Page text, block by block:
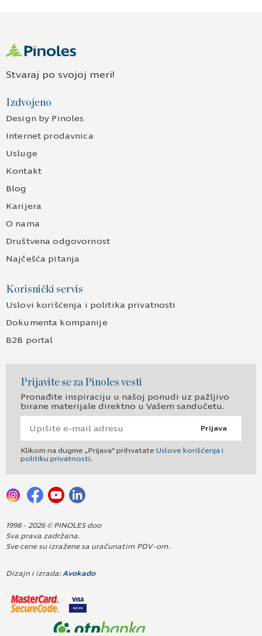
Stvaraj po svojoj meri!
Izdvojeno
Design by Pinoles
Internet prodavnica
Usluge
Kontakt
Blog
Karijera
O nama
Društvena odgovornost
Najčešća pitanja
Korisnički servis
Uslovi korišćenja i politika privatnosti
Dokumenta kompanije
B2B portal
Prijavite se za Pinoles vesti
Pronađite inspiraciju u našoj ponudi uz pažljivo
birane materijale direktno u Vašem sandučetu.
Prijava
Klikom na dugme „Prijava“ prihvatate Uslove korišćenja i
politiku privatnosti.
1998 - 2026 © PINOLES doo
Sva prava zadržana.
Sve cene su izražene sa uračunatim PDV-om.
Dizajn i izrada:Avokado